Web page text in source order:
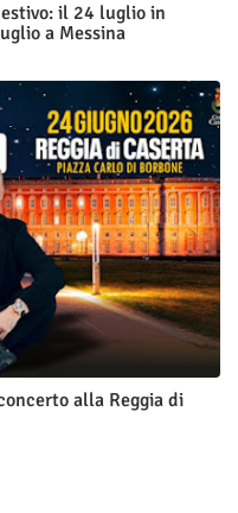
il 24 luglio in
a Messina
alla Reggia di